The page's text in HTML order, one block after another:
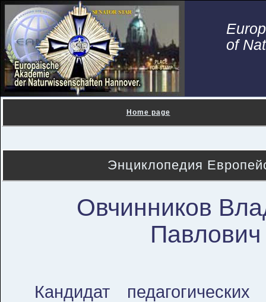
of
Home page
Энциклопедия
Овчинников
Павлович
Кандидат